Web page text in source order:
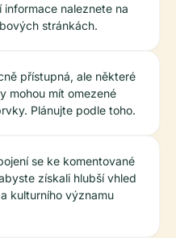
informace naleznete na
stránkách.
přístupná, ale některé
mohou mít omezené
Plánujte podle toho.
se ke komentované
získali hlubší vhled
kulturního významu